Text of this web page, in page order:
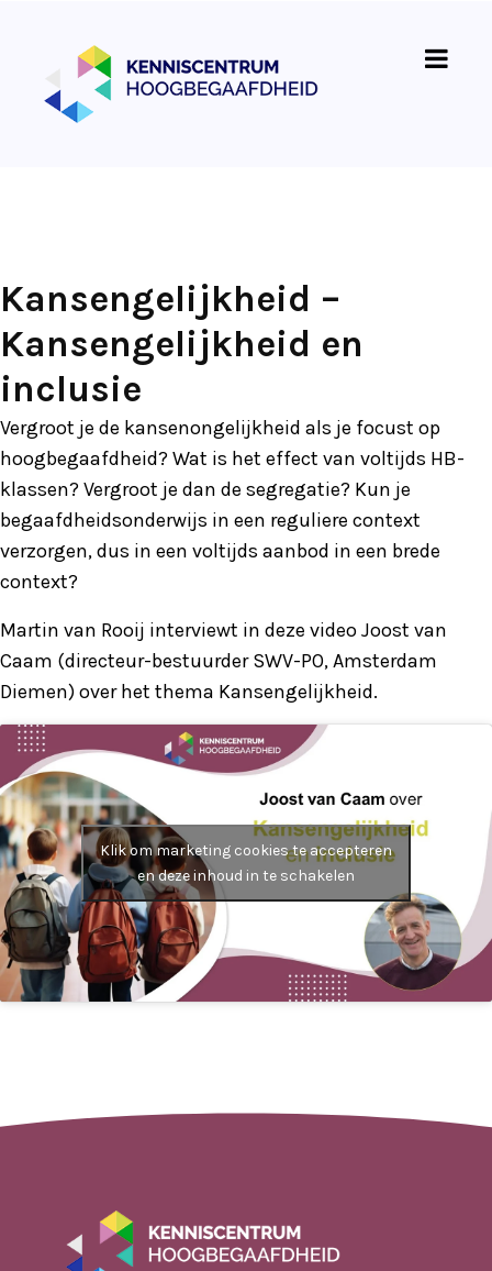
Kansengelijkheid –
Kansengelijkheid en
inclusie
Vergroot je de kansenongelijkheid als je focust op
hoogbegaafdheid? Wat is het effect van voltijds HB-
klassen? Vergroot je dan de segregatie? Kun je
begaafdheidsonderwijs in een reguliere context
verzorgen, dus in een voltijds aanbod in een brede
context?
Martin van Rooij interviewt in deze video Joost van
Caam (directeur-bestuurder SWV-PO, Amsterdam
Diemen) over het thema Kansengelijkheid.
Klik om marketing cookies te accepteren
en deze inhoud in te schakelen